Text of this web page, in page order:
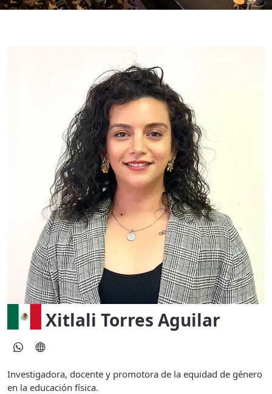
Xitlali Torres Aguilar
Investigadora, docente y promotora de la equidad de género
en la educación física.